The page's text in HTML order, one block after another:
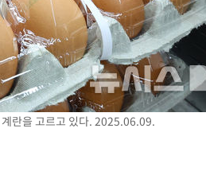
란을 고르고 있다. 2025.06.09.